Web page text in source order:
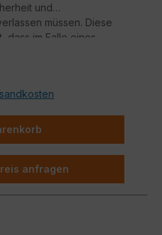
und
müssen. Diese
dass im Falle eines
anfragen